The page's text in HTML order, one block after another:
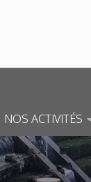
NOS ACTIVITÉS